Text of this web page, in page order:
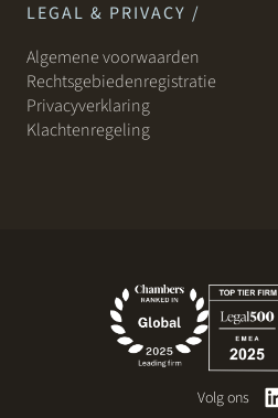
LEGAL & PRIVACY /
Algemene voorwaarden
Rechtsgebiedenregistratie
Privacyverklaring
Klachtenregeling
Volg ons